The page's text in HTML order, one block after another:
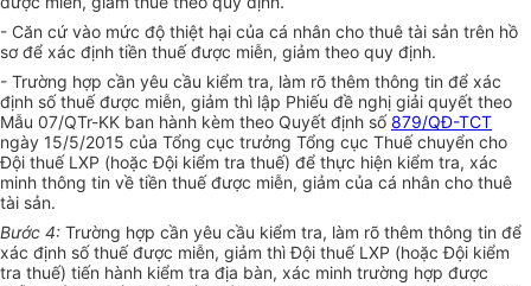
- Căn cứ vào mức độ thiệt hại của cá nhân cho thuê tài sản trên hồ
sơ để xác định tiền thuế được miễn, giảm theo quy định.
- Trường hợp cần yêu cầu kiểm tra, làm rõ thêm thông tin để xác
định số thuế được miễn, giảm thì lập Phiếu đề nghị giải quyết theo
Mẫu 07/QTr-KK ban hành kèm theo Quyết định số879/QĐ-TCT
ngày 15/5/2015 của Tổng cục trưởng Tổng cục Thuế chuyển cho
Đội thuế LXP (hoặc Đội kiểm tra thuế) để thực hiện kiểm tra, xác
minh thông tin về tiền thuế được miễn, giảm của cá nhân cho thuê
tài sản.
Bước 4: Trường hợp cần yêu cầu kiểm tra, làm rõ thêm thông tin để
xác định số thuế được miễn, giảm thì Đội thuế LXP (hoặc Đội kiểm
tra thuế) tiến hành kiểm tra địa bàn, xác minh trường hợp được